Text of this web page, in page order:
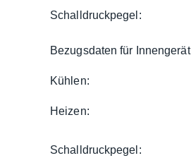
Schalldruckpegel:
Bezugsdaten für Innengerät
Kühlen:
Heizen:
Schalldruckpegel: